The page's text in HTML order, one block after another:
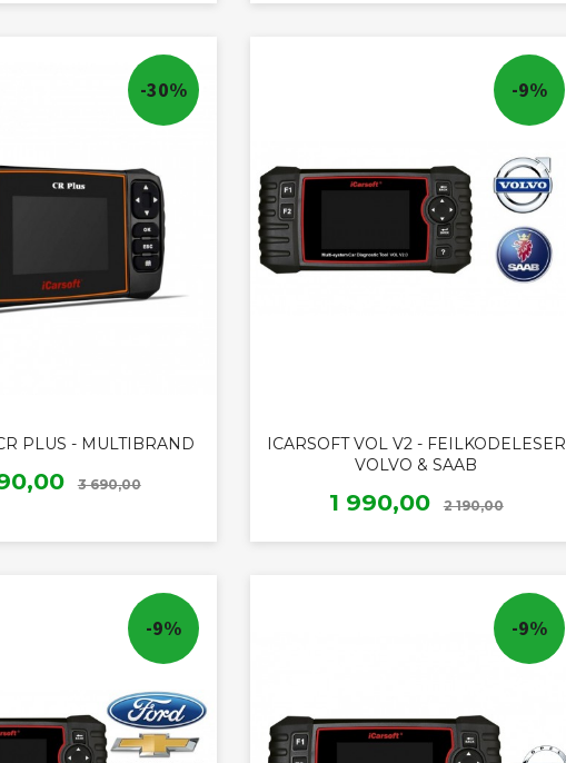
PLUS - MULTIBRAND
3 690,00Rabatt
-30%
ICARSOFT VOL V2 - FEILKODELESER
VOLVO & SAAB
Tilbud
1 990,00 2 190,00Rabatt
-9%
-9% -9%